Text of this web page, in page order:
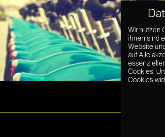
Wir nutzen
ihnen sind
Website
auf Alle
Cookies.
Cookies